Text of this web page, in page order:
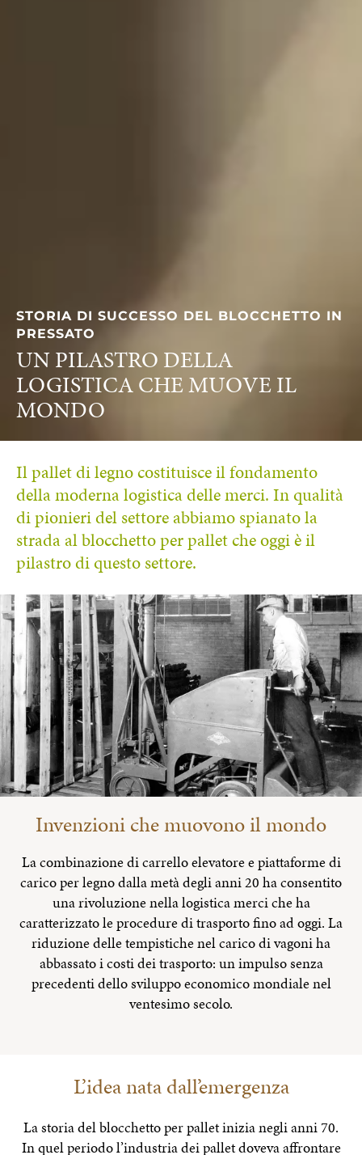
STORIA DI SUCCESSO DEL BLOCCHETTO IN
PRESSATO
UN PILASTRO DELLA
LOGISTICA CHE MUOVE IL
MONDO
Il pallet di legno costituisce il fondamento
della moderna logistica delle merci. In qualità
di pionieri del settore abbiamo spianato la
strada al blocchetto per pallet che oggi è il
pilastro di questo settore.
Invenzioni che muovono il mondo
La combinazione di carrello elevatore e piattaforme di
carico per legno dalla metà degli anni 20 ha consentito
una rivoluzione nella logistica merci che ha
caratterizzato le procedure di trasporto fino ad oggi. La
riduzione delle tempistiche nel carico di vagoni ha
abbassato i costi dei trasporto: un impulso senza
precedenti dello sviluppo economico mondiale nel
ventesimo secolo.
L’idea nata dall’emergenza
La storia del blocchetto per pallet inizia negli anni 70.
In quel periodo l’industria dei pallet doveva affrontare